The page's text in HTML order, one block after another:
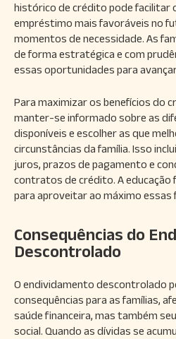
histórico de crédito pode facilitar
empréstimo mais favoráveis no
momentos de necessidade. As
de forma estratégica e com
essas oportunidades para
Para maximizar os benefícios do
manter-se informado sobre as
disponíveis e escolher as que
circunstâncias da família. Isso
juros, prazos de pagamento e
contratos de crédito. A educação
para aproveitar ao máximo
Consequências do
Descontrolado
O endividamento descontrolado
consequências para as famílias,
saúde financeira, mas também
social. Quando as dívidas se